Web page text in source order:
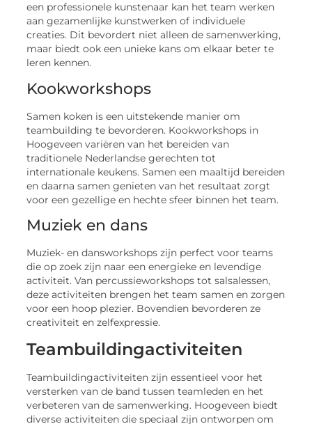
een professionele kunstenaar kan het team werken
aan gezamenlijke kunstwerken of individuele
creaties. Dit bevordert niet alleen de samenwerking,
maar biedt ook een unieke kans om elkaar beter te
leren kennen.
Kookworkshops
Samen koken is een uitstekende manier om
teambuilding te bevorderen. Kookworkshops in
Hoogeveen variëren van het bereiden van
traditionele Nederlandse gerechten tot
internationale keukens. Samen een maaltijd bereiden
en daarna samen genieten van het resultaat zorgt
voor een gezellige en hechte sfeer binnen het team.
Muziek en dans
Muziek- en dansworkshops zijn perfect voor teams
die op zoek zijn naar een energieke en levendige
activiteit. Van percussieworkshops tot salsalessen,
deze activiteiten brengen het team samen en zorgen
voor een hoop plezier. Bovendien bevorderen ze
creativiteit en zelfexpressie.
Teambuildingactiviteiten
Teambuildingactiviteiten zijn essentieel voor het
versterken van de band tussen teamleden en het
verbeteren van de samenwerking. Hoogeveen biedt
diverse activiteiten die speciaal zijn ontworpen om